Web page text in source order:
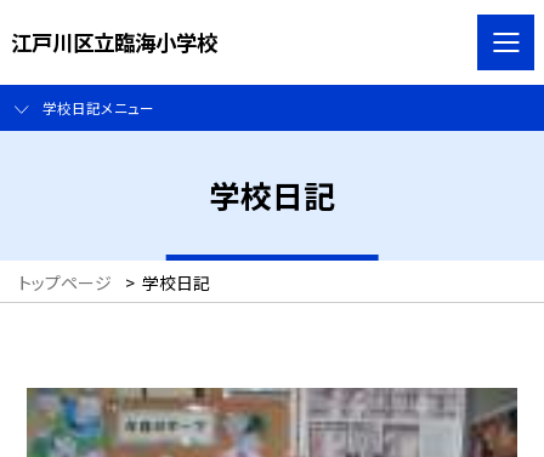
江戸川区立臨海小学校
学校日記メニュー
学校日記
トップページ > 学校日記